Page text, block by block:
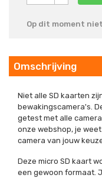
Op dit moment
Omschrijving
Niet alle SD kaarten
bewakingscamera's.
getest met alle
onze webshop, je
camera van jouw
Deze micro SD kaart
een gewoon formaat.